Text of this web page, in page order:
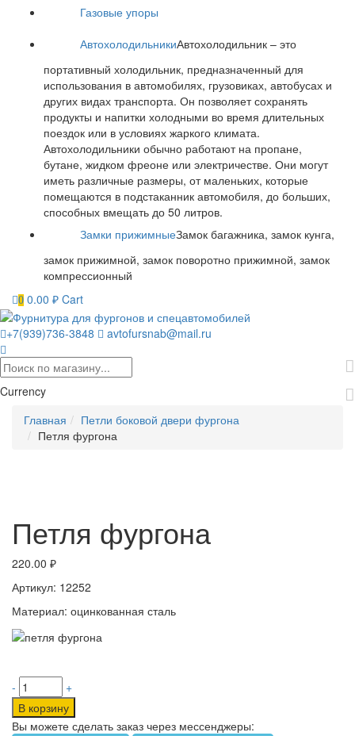
Газовые упоры
АвтохолодильникиАвтохолодильник – это
портативный холодильник, предназначенный для
использования в автомобилях, грузовиках, автобусах и
других видах транспорта. Он позволяет сохранять
продукты и напитки холодными во время длительных
поездок или в условиях жаркого климата.
Автохолодильники обычно работают на пропане,
бутане, жидком фреоне или электричестве. Они могут
иметь различные размеры, от маленьких, которые
помещаются в подстаканник автомобиля, до больших,
способных вмещать до 50 литров.
Замки прижимныеЗамок багажника, замок кунга,
замок прижимной, замок поворотно прижимной, замок
компрессионный
0 0.00 ₽ Cart
+7(939)736-3848 avtofursnab@mail.ru
Currency
Главная
Петли боковой двери фургона
Петля фургона
Петля фургона
220.00 ₽
Артикул: 12252
Материал: оцинкованная сталь
-
+
В корзину
Вы можете сделать заказ через мессенджеры: